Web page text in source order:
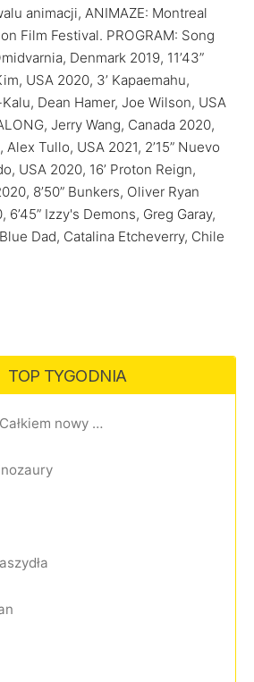
animacji, ANIMAZE: Montreal
Film Festival. PROGRAM: Song
Denmark 2019, 11’43”
USA 2020, 3’ Kapaemahu,
Dean Hamer, Joe Wilson, USA
Jerry Wang, Canada 2020,
Alex Tullo, USA 2021, 2’15” Nuevo
USA 2020, 16’ Proton Reign,
8’50” Bunkers, Oliver Ryan
Izzy's Demons, Greg Garay,
Dad, Catalina Etcheverry, Chile
TOP TYGODNIA
Spider-Man. Całkiem nowy dzień